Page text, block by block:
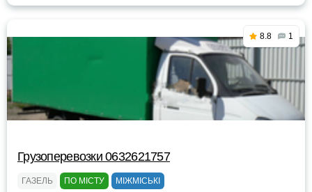
8.8 1
Грузоперевозки 0632621757
ГАЗЕЛЬ ПО МІСТУ МІЖМІСЬКІ